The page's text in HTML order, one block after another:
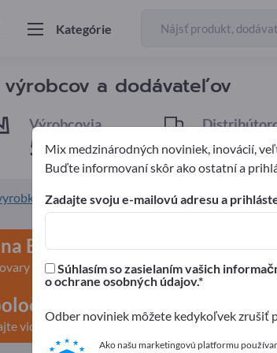
Kategórie
a dodávateľov
Výrobcovia
5 1
a napoje Obilniny
Exportpages!
– Obchodné kontakty >> začnite tu
a svoje produkty na
viditeľnosť>> zverejniť tu
Mix medzinárodných noviniek, inovácií,
Buďte informovaní skôr ako ostatní a
Zadajte svoju e-mailovú adresu a
Súhlasím so zasielaním vašich
o ochrane osobných údajov.
Odber noviniek môžete kedykoľvek zrušiť
Ako našu marketingovú platformu